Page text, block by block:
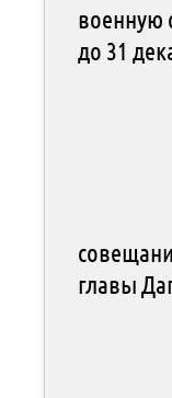
военную
до 31
главы